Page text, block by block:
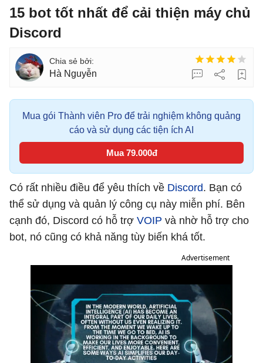
15 bot tốt nhất để cải thiện máy chủ
Discord
Hà Nguyễn
Mua gói Thành viên Pro để trải nghiệm không quảng
cáo và sử dụng các tiện ích AI
Mua 79.000đ
Có rất nhiều điều để yêu thích về Discord. Bạn có
thể sử dụng và quản lý công cụ này miễn phí. Bên
cạnh đó, Discord có hỗ trợ VOIP và nhờ hỗ trợ cho
bot, nó cũng có khả năng tùy biến khá tốt.
Advertisement